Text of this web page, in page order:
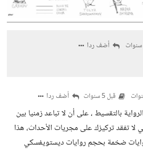
أضف ردا
قبل 5 سنوات أضف ردا
بالتقسيط ، على أن لا تباعد زمنيا بين
تفقد تركيزك على مجريات الأحداث، هذا
ضخمة بحجم روايات ديستويفسكي